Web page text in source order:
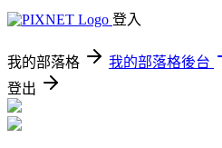
登入
我的部落格 我的部落格後台
登出